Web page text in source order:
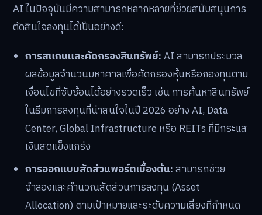
AI ในปัจจุบันมีความสามารถหลากหลายที่ช่วยสนับสนุนการ
ตัดสินใจลงทุนได้เป็นอย่างดี:
การสแกนและคัดกรองสินทรัพย์:AI สามารถประมวล
ผลข้อมูลจำนวนมหาศาลเพื่อคัดกรองหุ้นหรือกองทุนตาม
เงื่อนไขที่ซับซ้อนได้อย่างรวดเร็ว เช่น การค้นหาสินทรัพย์
ในธีมการลงทุนที่น่าสนใจในปี 2026 อย่าง AI, Data
Center, Global Infrastructure หรือ REITs ที่มีกระแส
เงินสดแข็งแกร่ง
การออกแบบสัดส่วนพอร์ตเบื้องต้น:สามารถช่วย
จำลองและคำนวณสัดส่วนการลงทุน (Asset
Allocation) ตามเป้าหมายและระดับความเสี่ยงที่กำหนด